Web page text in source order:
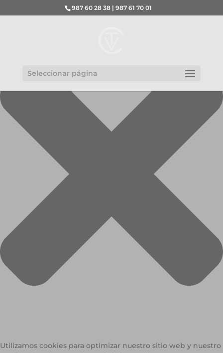
Gestionar el consentimiento de las cookies
Utilizamos cookies para optimizar nuestro sitio web y nuestro
987 60 28 38 | 987 61 70 01
Seleccionar página